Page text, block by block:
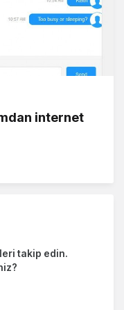
internet
takip edin.